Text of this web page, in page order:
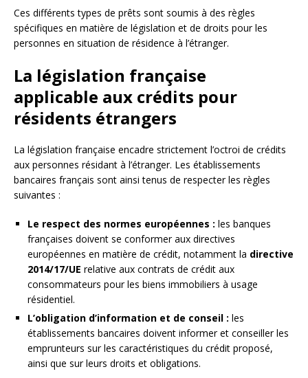
Ces différents types de prêts sont soumis à des règles
spécifiques en matière de législation et de droits pour les
personnes en situation de résidence à l’étranger.
La législation française
applicable aux crédits pour
résidents étrangers
La législation française encadre strictement l’octroi de crédits
aux personnes résidant à l’étranger. Les établissements
bancaires français sont ainsi tenus de respecter les règles
suivantes :
Le respect des normes européennes : les banques
françaises doivent se conformer aux directives
européennes en matière de crédit, notamment la directive
2014/17/UE relative aux contrats de crédit aux
consommateurs pour les biens immobiliers à usage
résidentiel.
L’obligation d’information et de conseil : les
établissements bancaires doivent informer et conseiller les
emprunteurs sur les caractéristiques du crédit proposé,
ainsi que sur leurs droits et obligations.